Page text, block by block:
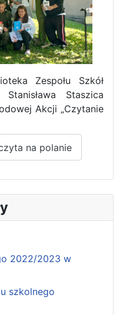
Zespołu Szkół
Staszica
Akcji „Czytanie
na polanie
2022/2023 w
szkolnego